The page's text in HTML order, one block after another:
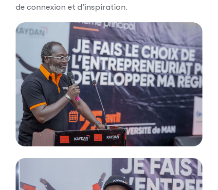
de connexion et d'inspiration.